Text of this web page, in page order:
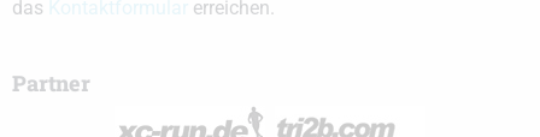
das
erreichen.
Partner